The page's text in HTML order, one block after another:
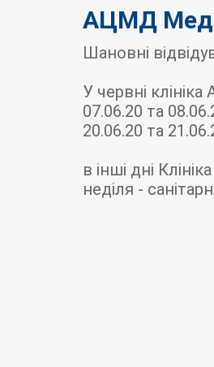
АЦМД
Шановні
У червні
07.06.20 та
20.06.20 та
в інші дні
неділя -